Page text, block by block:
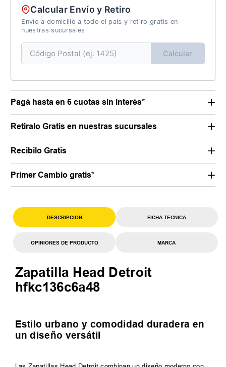
Calcular Envío y Retiro
Envío a domicilio a todo el país y retiro gratis en
nuestras sucursales
Calcular
Pagá hasta en 6 cuotas sin interés*
Retiralo Gratis en nuestras sucursales
Recibilo Gratis
Primer Cambio gratis*
DESCRIPCION FICHA TECNICA
OPINIONES DE PRODUCTO MARCA
Zapatilla Head Detroit
hfkc136c6a48
Estilo urbano y comodidad duradera en
un diseño versátil